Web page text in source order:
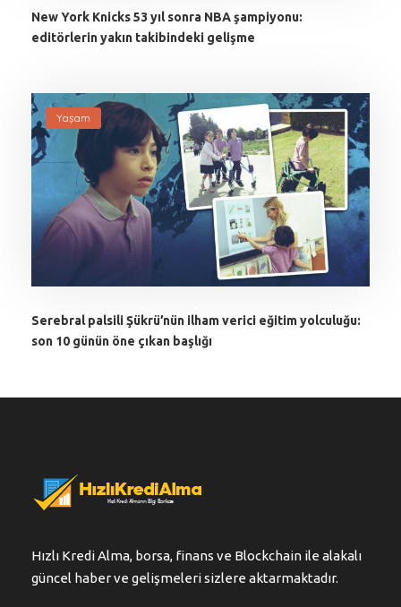
New York Knicks 53 yıl sonra NBA şampiyonu:
editörlerin yakın takibindeki gelişme
Yaşam
Serebral palsili Şükrü’nün ilham verici eğitim yolculuğu:
son 10 günün öne çıkan başlığı
Hızlı Kredi Alma, borsa, finans ve Blockchain ile alakalı
güncel haber ve gelişmeleri sizlere aktarmaktadır.